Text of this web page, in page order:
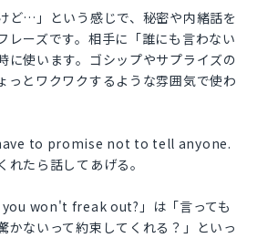
ど…」という感じで、秘密や内緒話を
レーズです。相手に「誰にも言わない
に使います。ゴシップやサプライズの
っとワクワクするような雰囲気で使わ
to promise not to tell anyone.
たら話してあげる。
won't freak out?」は「言っても
かないって約束してくれる？」といっ